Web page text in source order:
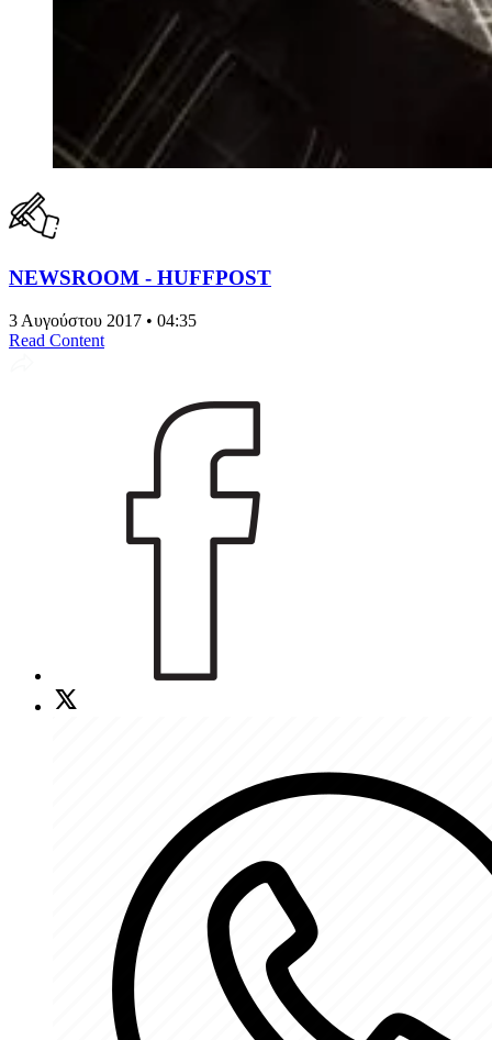
NEWSROOM - HUFFPOST
3 Αυγούστου 2017 • 04:35
Read Content